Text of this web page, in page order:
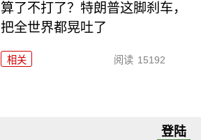
算了不打了？特朗普这脚刹车，
把全世界都晃吐了
相关 阅读 15192
登陆